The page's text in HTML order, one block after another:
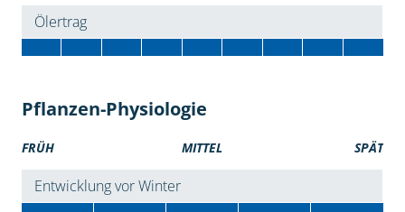
Ölertrag
Pflanzen-Physiologie
FRÜH MITTEL SPÄT
Entwicklung vor Winter